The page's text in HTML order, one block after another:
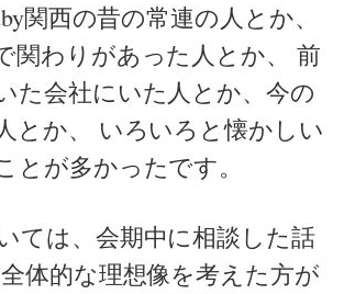
関西の昔の常連の人とか、
関わりがあった人とか、 前
た会社にいた人とか、今の
とか、 いろいろと懐かしい
とが多かったです。
ては、会期中に相談した話
体的な理想像を考えた方が